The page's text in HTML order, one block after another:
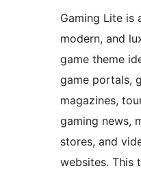
Gaming Lite is
modern, and
game theme
game portals,
magazines,
gaming news,
stores, and
websites. This